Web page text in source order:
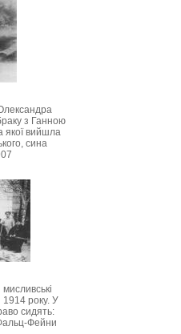
з Ганною
якої вийшла
сина
1914 року. У
сидять:
Фейни